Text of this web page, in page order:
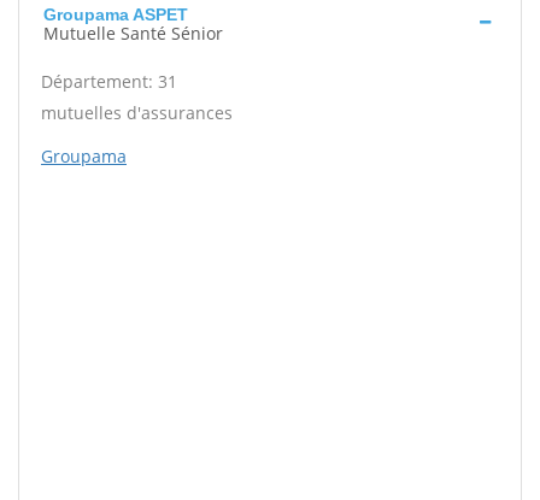
Groupama ASPET
Mutuelle Santé Sénior
Département: 31
mutuelles d'assurances
Groupama